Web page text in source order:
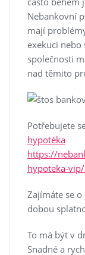
Nebankovní
mají
exekuci
společnosti
nad těmito
Potřebujete
hypotéka
https://
hypoteka-
Zajímáte se
dobou
To má být v
Snadné a